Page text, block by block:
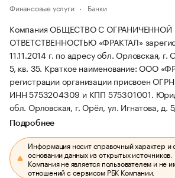
Финансовые услуги Банки
Компания ОБЩЕСТВО С ОГРАНИЧЕННОЙ
ОТВЕТСТВЕННОСТЬЮ «ФРАКТАЛ»
11.11.2014 г. по адресу обл. Орловская, г.
5, кв. 35. Краткое наименование: ООО
регистрации организации присвоен
ИНН 5753204309 и КПП 575301001.
обл. Орловская, г. Орёл, ул. Игнатова, д.
Подробнее
Информация носит справочный характер и
основании данных из открытых источников.
Компания не является пользователем и не
отношений с сервисом РБК Компании.